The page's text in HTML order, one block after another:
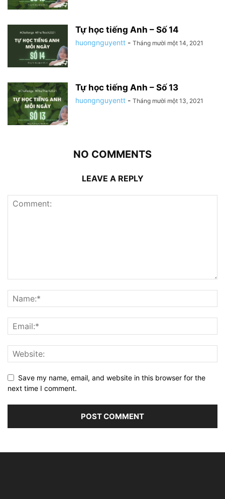
Tự học tiếng Anh – Số 14
huongnguyentt - Tháng mười một 14, 2021
Tự học tiếng Anh – Số 13
huongnguyentt - Tháng mười một 13, 2021
NO COMMENTS
LEAVE A REPLY
Save my name, email, and website in this browser for the
next time I comment.